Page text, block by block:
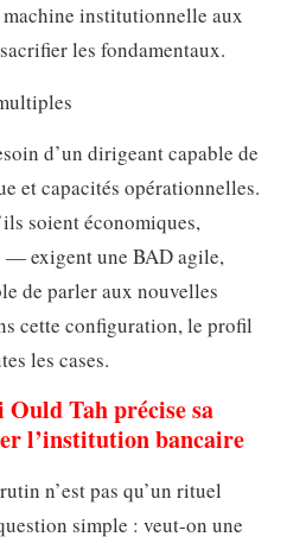
institutionnelle aux
les fondamentaux.
d’un dirigeant capable de
et capacités opérationnelles.
soient économiques,
— exigent une BAD agile,
de parler aux nouvelles
cette configuration, le profil
les cases.
Tah précise sa
l’institution bancaire
n’est pas qu’un rituel
simple : veut-on une